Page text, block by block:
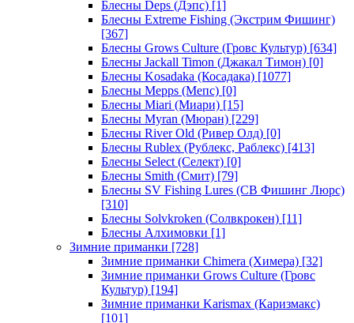
Блесны Deps (Дэпс) [1]
Блесны Extreme Fishing (Экстрим Фишинг)
[367]
Блесны Grows Culture (Гровс Культур) [634]
Блесны Jackall Timon (Джакал Тимон) [0]
Блесны Kosadaka (Косадака) [1077]
Блесны Mepps (Мепс) [0]
Блесны Miari (Миари) [15]
Блесны Myran (Мюран) [229]
Блесны River Old (Ривер Олд) [0]
Блесны Rublex (Рублекс, Раблекс) [413]
Блесны Select (Селект) [0]
Блесны Smith (Смит) [79]
Блесны SV Fishing Lures (СВ Фишинг Люрс)
[310]
Блесны Solvkroken (Солвкрокен) [11]
Блесны Алхимовки [1]
Зимние приманки [728]
Зимние приманки Chimera (Химера) [32]
Зимние приманки Grows Culture (Гровс
Культур) [194]
Зимние приманки Karismax (Каризмакс)
[101]